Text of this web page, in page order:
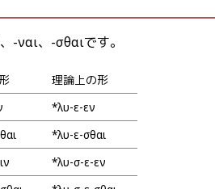
-ναι、-σθαιです。
理論上の形
*λυ-ε-εν
*λυ-ε-σθαι
*λυ-σ-ε-εν